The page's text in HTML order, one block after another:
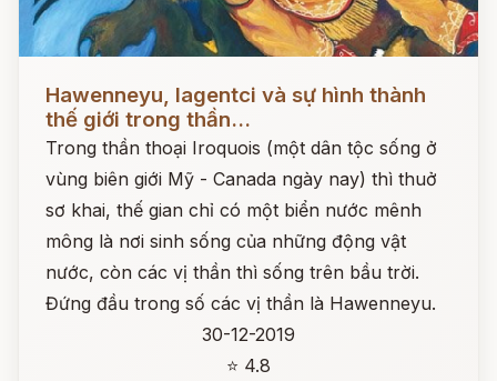
Hawenneyu, Iagentci và sự hình thành
thế giới trong thần...
Trong thần thoại Iroquois (một dân tộc sống ở
vùng biên giới Mỹ - Canada ngày nay) thì thuở
sơ khai, thế gian chỉ có một biển nước mênh
mông là nơi sinh sống của những động vật
nước, còn các vị thần thì sống trên bầu trời.
Đứng đầu trong số các vị thần là Hawenneyu.
30-12-2019
⭐ 4.8